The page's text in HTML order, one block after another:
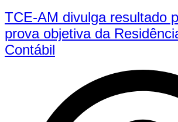
TCE-AM divulga resultado
prova objetiva da
Contábil